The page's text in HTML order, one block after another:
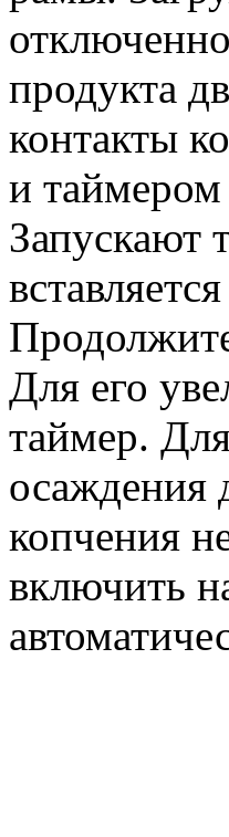
продукта
контакты
и таймером
Запускают
Для его
таймер.
осаждения
копчения
включить